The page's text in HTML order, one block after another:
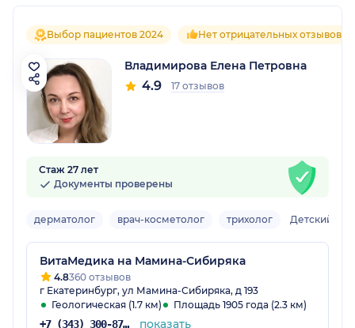
Выбор пациентов 2024 Нет отрицательных отзывов
Владимирова Елена Петровна
4.9 17 отзывов
Стаж 27 лет
Документы проверены
дерматолог врач-косметолог трихолог Детский
ВитаМедика на Мамина-Сибиряка
4.8360 отзывов
г Екатеринбург, ул Мамина-Сибиряка, д 193
Геологическая (1.7 км)
Площадь 1905 года (2.3 км)
+7 (343) 300-87-38 показать